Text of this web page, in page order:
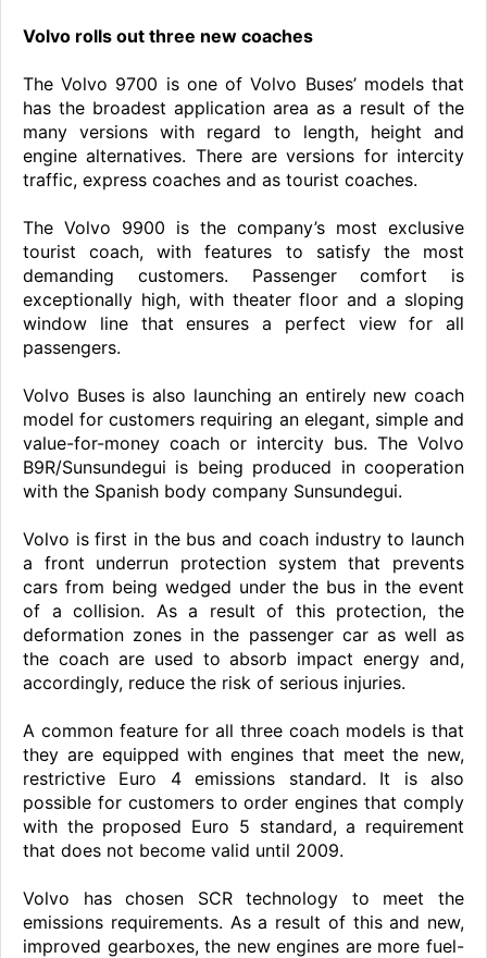
Volvo rolls out three new coaches
The Volvo 9700 is one of Volvo Buses’ models that
has the broadest application area as a result of the
many versions with regard to length, height and
engine alternatives. There are versions for intercity
traffic, express coaches and as tourist coaches.
The Volvo 9900 is the company’s most exclusive
tourist coach, with features to satisfy the most
demanding customers. Passenger comfort is
exceptionally high, with theater floor and a sloping
window line that ensures a perfect view for all
passengers.
Volvo Buses is also launching an entirely new coach
model for customers requiring an elegant, simple and
value-for-money coach or intercity bus. The Volvo
B9R/Sunsundegui is being produced in cooperation
with the Spanish body company Sunsundegui.
Volvo is first in the bus and coach industry to launch
a front underrun protection system that prevents
cars from being wedged under the bus in the event
of a collision. As a result of this protection, the
deformation zones in the passenger car as well as
the coach are used to absorb impact energy and,
accordingly, reduce the risk of serious injuries.
A common feature for all three coach models is that
they are equipped with engines that meet the new,
restrictive Euro 4 emissions standard. It is also
possible for customers to order engines that comply
with the proposed Euro 5 standard, a requirement
that does not become valid until 2009.
Volvo has chosen SCR technology to meet the
emissions requirements. As a result of this and new,
improved gearboxes, the new engines are more fuel-